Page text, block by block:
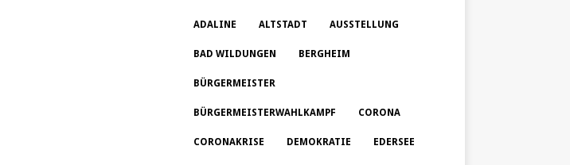
ADALINE ALTSTADT AUSSTELLUNG
BAD WILDUNGEN BERGHEIM
BÜRGERMEISTER
BÜRGERMEISTERWAHLKAMPF CORONA
CORONAKRISE DEMOKRATIE EDERSEE